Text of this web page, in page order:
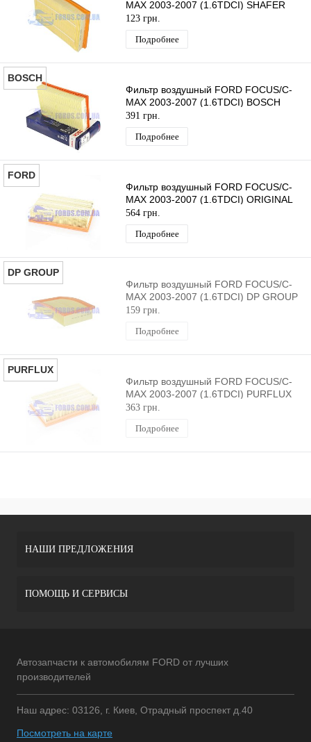
MAX 2003-2007 (1.6TDCI) SHAFER
123 грн.
Подробнее
BOSCH
Фильтр воздушный FORD FOCUS/C-
MAX 2003-2007 (1.6TDCI) BOSCH
391 грн.
Подробнее
FORD
Фильтр воздушный FORD FOCUS/C-
MAX 2003-2007 (1.6TDCI) ORIGINAL
564 грн.
Подробнее
DP GROUP
Фильтр воздушный FORD FOCUS/C-
MAX 2003-2007 (1.6TDCI) DP GROUP
159 грн.
Подробнее
PURFLUX
Фильтр воздушный FORD FOCUS/C-
MAX 2003-2007 (1.6TDCI) PURFLUX
363 грн.
Подробнее
НАШИ ПРЕДЛОЖЕНИЯ
ПОМОЩЬ И СЕРВИСЫ
Автозапчасти к автомобилям FORD от лучших
производителей
Наш адрес: 03126, г. Киев, Отрадный проспект д.40
Посмотреть на карте